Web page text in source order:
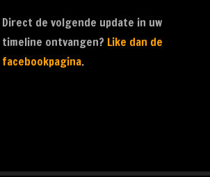
Direct de volgende update in uw
timeline ontvangen? Like dan de
facebookpagina.